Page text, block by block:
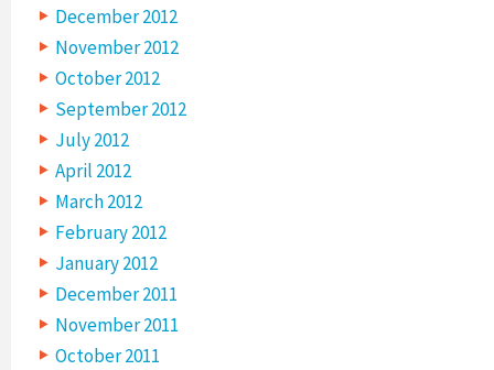
December 2012
November 2012
October 2012
September 2012
July 2012
April 2012
March 2012
February 2012
January 2012
December 2011
November 2011
October 2011